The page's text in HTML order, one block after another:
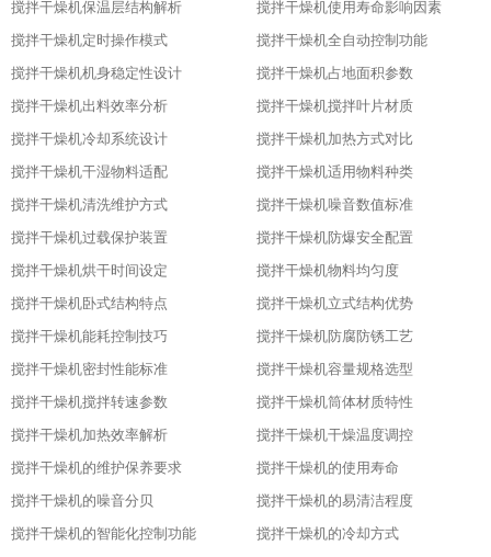
搅拌干燥机保温层结构解析
搅拌干燥机使用寿命影响因素
搅拌干燥机定时操作模式
搅拌干燥机全自动控制功能
搅拌干燥机机身稳定性设计
搅拌干燥机占地面积参数
搅拌干燥机出料效率分析
搅拌干燥机搅拌叶片材质
搅拌干燥机冷却系统设计
搅拌干燥机加热方式对比
搅拌干燥机干湿物料适配
搅拌干燥机适用物料种类
搅拌干燥机清洗维护方式
搅拌干燥机噪音数值标准
搅拌干燥机过载保护装置
搅拌干燥机防爆安全配置
搅拌干燥机烘干时间设定
搅拌干燥机物料均匀度
搅拌干燥机卧式结构特点
搅拌干燥机立式结构优势
搅拌干燥机能耗控制技巧
搅拌干燥机防腐防锈工艺
搅拌干燥机密封性能标准
搅拌干燥机容量规格选型
搅拌干燥机搅拌转速参数
搅拌干燥机筒体材质特性
搅拌干燥机加热效率解析
搅拌干燥机干燥温度调控
搅拌干燥机的维护保养要求
搅拌干燥机的使用寿命
搅拌干燥机的噪音分贝
搅拌干燥机的易清洁程度
搅拌干燥机的智能化控制功能
搅拌干燥机的冷却方式